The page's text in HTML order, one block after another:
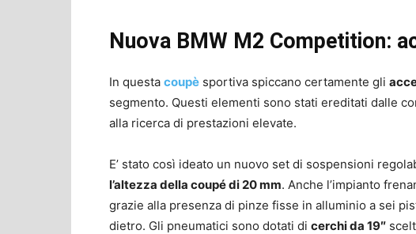
Nuova BMW M2 Competition:
In questa coupè sportiva spiccano certamente gli
segmento. Questi elementi sono stati ereditati dalle
alla ricerca di prestazioni elevate.
E’ stato così ideato un nuovo set di sospensioni
l’altezza della coupé di 20 mm. Anche l’impianto
grazie alla presenza di pinze fisse in alluminio a sei
dietro. Gli pneumatici sono dotati di cerchi da 19″